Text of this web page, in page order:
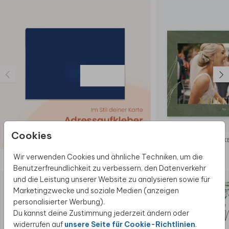
Cookies
Wir verwenden Cookies und ähnliche Techniken, um die
Benutzerfreundlichkeit zu verbessern, den Datenverkehr
und die Leistung unserer Website zu analysieren sowie für
Marketingzwecke und soziale Medien (anzeigen
personalisierter Werbung).
Du kannst deine Zustimmung jederzeit ändern oder
widerrufen auf unsere Seite für Cookie-Richtlinien.
Diese Produkte könnten dir auch gefallen